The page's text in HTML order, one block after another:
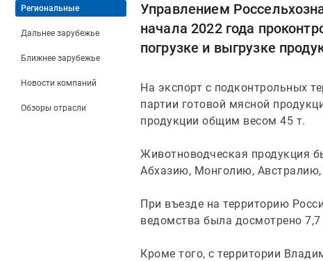
Региональные
Дальнее зарубежье
Ближнее зарубежье
Новости компаний
Обзоры отрасли
Управлением
начала 2022 года
погрузке и выгрузке
На экспорт с подконтрольных
партии готовой мясной
продукции общим весом 45 т.
Животноводческая продукция
Абхазию, Монголию,
При въезде на территорию
ведомства была досмотрено
Кроме того, с территории